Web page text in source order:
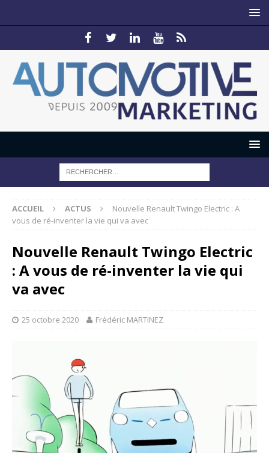
ACCUEIL ACTUS
Nouvelle Renault Twingo Electric : A
vous de ré-inventer la vie qui va avec
Nouvelle Renault Twingo Electric
: A vous de ré-inventer la vie qui
va avec
25 octobre 2020 Frédéric MARTINEZ